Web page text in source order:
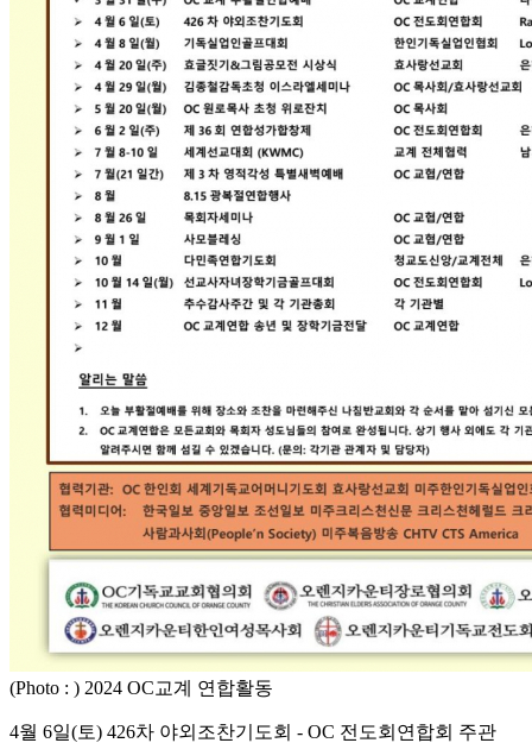
(Photo : ) 2024 OC교계 연합활동
4월 6일(토) 426차 야외조찬기도회 - OC 전도회연합회 주관